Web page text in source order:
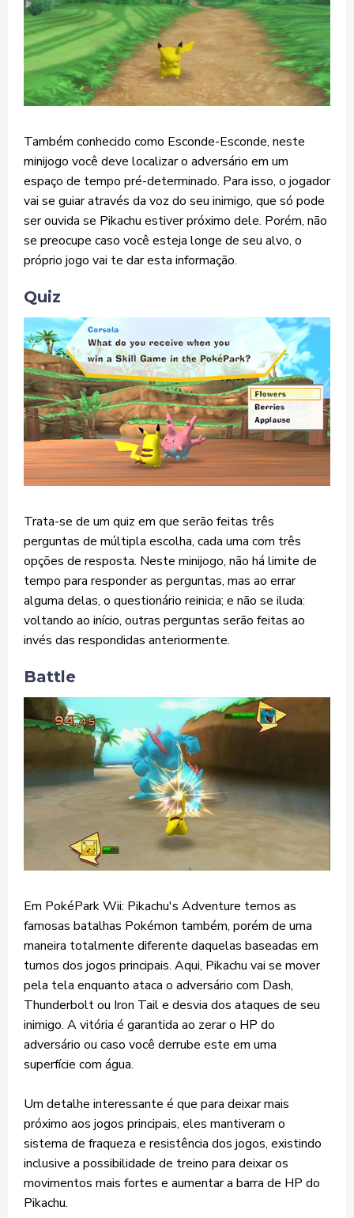
Também conhecido como Esconde-Esconde, neste
minijogo você deve localizar o adversário em um
espaço de tempo pré-determinado. Para isso, o jogador
vai se guiar através da voz do seu inimigo, que só pode
ser ouvida se Pikachu estiver próximo dele. Porém, não
se preocupe caso você esteja longe de seu alvo, o
próprio jogo vai te dar esta informação.
Quiz
Trata-se de um quiz em que serão feitas três
perguntas de múltipla escolha, cada uma com três
opções de resposta. Neste minijogo, não há limite de
tempo para responder as perguntas, mas ao errar
alguma delas, o questionário reinicia; e não se iluda:
voltando ao início, outras perguntas serão feitas ao
invés das respondidas anteriormente.
Battle
Em PokéPark Wii: Pikachu's Adventure temos as
famosas batalhas Pokémon também, porém de uma
maneira totalmente diferente daquelas baseadas em
turnos dos jogos principais. Aqui, Pikachu vai se mover
pela tela enquanto ataca o adversário com Dash,
Thunderbolt ou Iron Tail e desvia dos ataques de seu
inimigo. A vitória é garantida ao zerar o HP do
adversário ou caso você derrube este em uma
superfície com água.
Um detalhe interessante é que para deixar mais
próximo aos jogos principais, eles mantiveram o
sistema de fraqueza e resistência dos jogos, existindo
inclusive a possibilidade de treino para deixar os
movimentos mais fortes e aumentar a barra de HP do
Pikachu.